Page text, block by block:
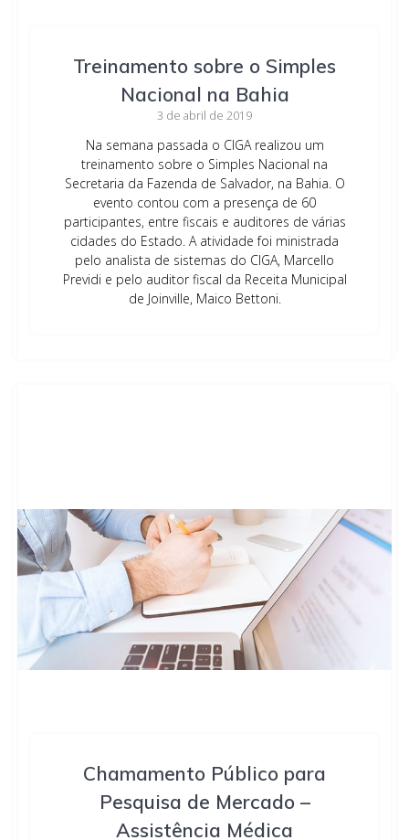
Treinamento sobre o Simples
Nacional na Bahia
3 de abril de 2019
Na semana passada o CIGA realizou um
treinamento sobre o Simples Nacional na
Secretaria da Fazenda de Salvador, na Bahia. O
evento contou com a presença de 60
participantes, entre fiscais e auditores de várias
cidades do Estado. A atividade foi ministrada
pelo analista de sistemas do CIGA, Marcello
Previdi e pelo auditor fiscal da Receita Municipal
de Joinville, Maico Bettoni.
Chamamento Público para
Pesquisa de Mercado –
Assistência Médica